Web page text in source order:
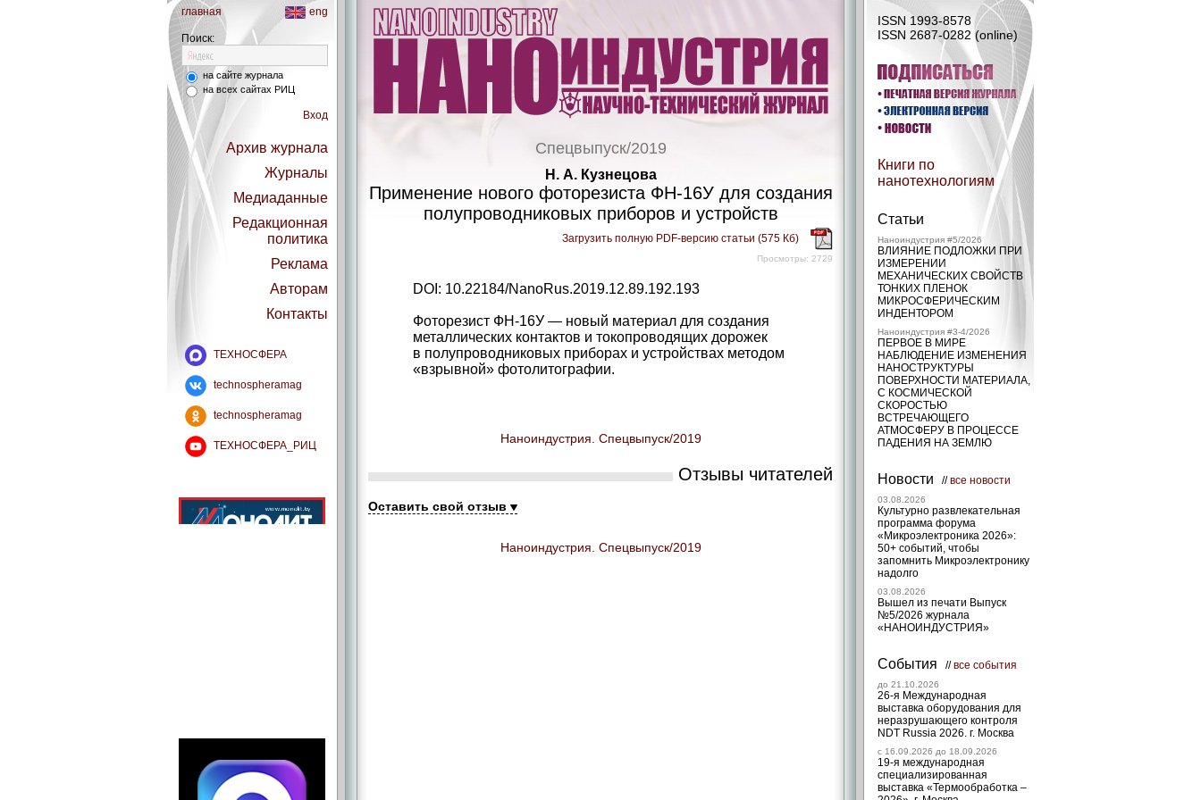
главная eng
Поиск:
на сайте журнала
на всех сайтах РИЦ
Вход
Архив журнала
Журналы
Медиаданные
Редакционная
политика
Реклама
Авторам
Контакты
ТЕХНОСФЕРА
technospheramag
technospheramag
ТЕХНОСФЕРА_РИЦ
ISSN 1993-8578
ISSN 2687-0282 (online)
Книги по
нанотехнологиям
Статьи
Наноиндустрия #5/2026
ВЛИЯНИЕ ПОДЛОЖКИ ПРИ
ИЗМЕРЕНИИ
МЕХАНИЧЕСКИХ СВОЙСТВ
ТОНКИХ ПЛЕНОК
МИКРОСФЕРИЧЕСКИМ
ИНДЕНТОРОМ
Наноиндустрия #3-4/2026
ПЕРВОЕ В МИРЕ
НАБЛЮДЕНИЕ ИЗМЕНЕНИЯ
НАНОСТРУКТУРЫ
ПОВЕРХНОСТИ МАТЕРИАЛА,
С КОСМИЧЕСКОЙ
СКОРОСТЬЮ
ВСТРЕЧАЮЩЕГО
АТМОСФЕРУ В ПРОЦЕССЕ
ПАДЕНИЯ НА ЗЕМЛЮ
Новости //все новости
03.08.2026
Культурно развлекательная
программа форума
«Микроэлектроника 2026»:
50+ событий, чтобы
запомнить Микроэлектронику
надолго
03.08.2026
Вышел из печати Выпуск
№5/2026 журнала
«НАНОИНДУСТРИЯ»
События //все события
до 21.10.2026
26-я Международная
выставка оборудования для
неразрушающего контроля
NDT Russia 2026. г. Москва
c 16.09.2026 до 18.09.2026
19-я международная
специализированная
выставка «Термообработка –
Спецвыпуск/2019
Н. А. Кузнецова
Применение нового фоторезиста ФН-16У для создания
полупроводниковых приборов и устройств
Загрузить полную PDF-версию статьи (575 Кб)
Просмотры: 2729
DOI: 10.22184/NanoRus.2019.12.89.192.193
Фоторезист ФН-16У — новый материал для создания
металлических контактов и токопроводящих дорожек
в полупроводниковых приборах и устройствах методом
«взрывной» фотолитографии.
Наноиндустрия. Спецвыпуск/2019
Отзывы читателей
Оставить свой отзыв
Наноиндустрия. Спецвыпуск/2019